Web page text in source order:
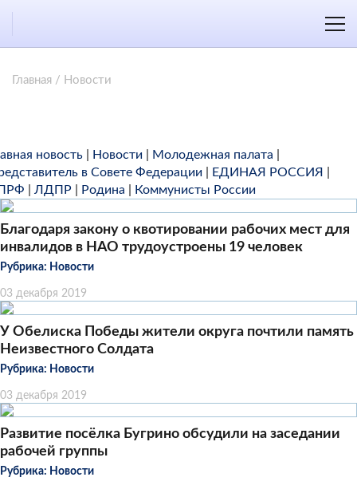
Главная / Новости
новость Новости Молодежная палата
в Совете Федерации
ЕДИНАЯ РОССИЯ
ЛДПР Родина Коммунисты России
Благодаря закону о квотировании рабочих мест для
инвалидов в НАО трудоустроены 19 человек
Рубрика: Новости
03 декабря 2019
У Обелиска Победы жители округа почтили память
Неизвестного Солдата
Рубрика: Новости
03 декабря 2019
Развитие посёлка Бугрино обсудили на заседании
рабочей группы
Рубрика: Новости